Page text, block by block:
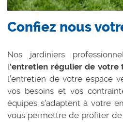
Confiez nous
Nos jardiniers
l‘entretien régulier de votre
l’entretien de votre espace
vos besoins et vos
équipes s’adaptent à votre
vous permettre de profiter